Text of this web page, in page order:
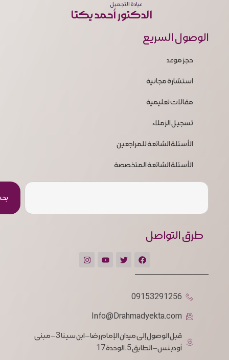
عيادة التجميل
الدكتور أحمد يكتا
الوصول السريع
حجز موعد
استشارة مجانية
مقالات تعليمية
تسجيل الزملاء
الأسئلة الشائعة للمراجعين
الأسئلة الشائعة المتخصصة
طرق التواصل
09153291256
Info@Drahmadyekta.com
قبل الوصول إلى ميدان الإمام رضا – ابن سينا 3 – مبنى
أودينس – الطابق 5، الوحدة 17